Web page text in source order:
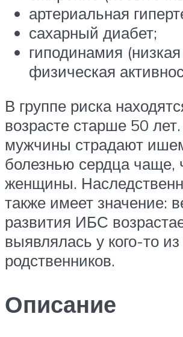
артериальная
сахарный диабет;
гиподинамия (низкая
физическая
В группе риска
возрасте старше 50
мужчины страдают
болезнью сердца чаще,
женщины.
также имеет значение:
развития ИБС
выявлялась у кого-то
родственников.
Описание